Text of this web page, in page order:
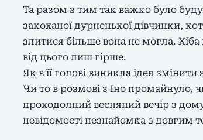
Та разом з тим так важко було
закоханої дурненької дівчинки,
злитися більше вона не могла.
від цього лиш гірше.
Як в її голові виникла ідея
Чи то в розмові з Іно промайнуло,
проходолний весняний вечір з
невідомості незнайомка з довгим